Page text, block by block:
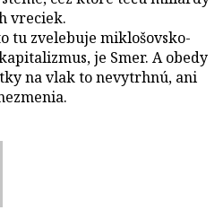
vreciek.
tu zvelebuje miklošovsko-
je Smer. A obedy
na vlak to nevytrhnú, ani